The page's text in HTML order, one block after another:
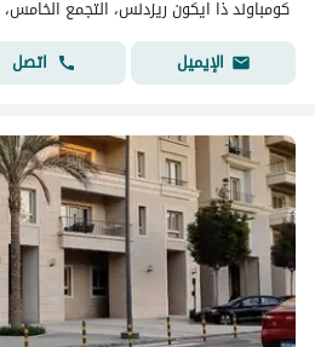
كومباوند ذا ايكون ريزدنس، التجمع
الإيميل
اتصل